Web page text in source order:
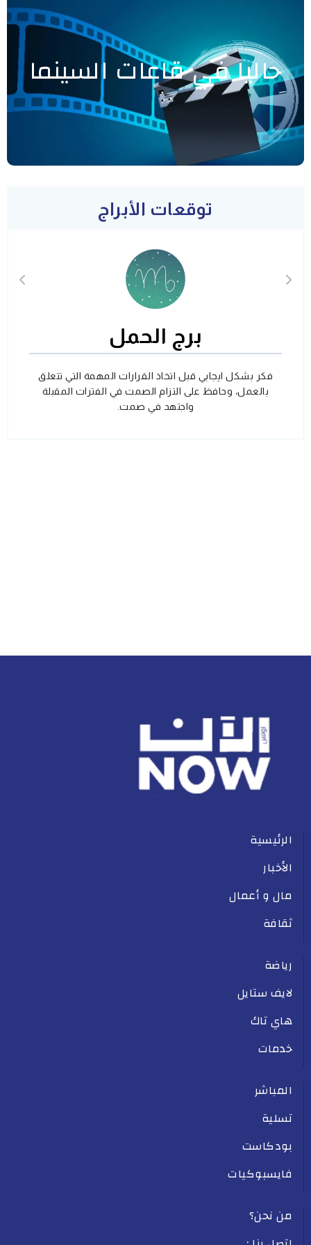
حاليا في قاعات السينما
توقعات الأبراج
برج الحمل
فكر بشكل ايجابي قبل اتخاذ القرارات المهمة التي تتعلق
بالعمل، وحافظ على التزام الصمت في الفترات المقبلة
واجتهد في صمت.
الرئيسية
الأخبار
مال و أعمال
ثقافة
رياضة
لايف ستايل
هاي تاك
خدمات
المباشر
تسلية
بودكاست
فايسبوكيات
من نحن؟